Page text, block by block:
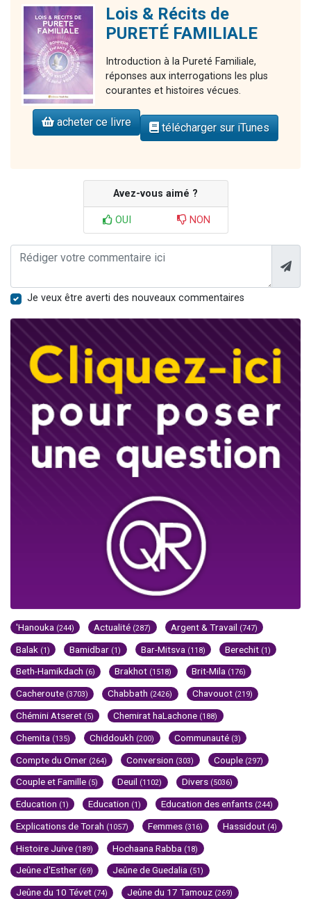
Lois & Récits de
PURETÉ FAMILIALE
Introduction à la Pureté Familiale,
réponses aux interrogations les plus
courantes et histoires vécues.
acheter ce livre télécharger sur iTunes
Avez-vous aimé ?
OUI NON
Je veux être averti des nouveaux commentaires
'Hanouka (244) Actualité (287) Argent & Travail (747)
Balak (1) Bamidbar (1) Bar-Mitsva (118) Berechit (1)
Beth-Hamikdach (6) Brakhot (1518) Brit-Mila (176)
Cacheroute (3703) Chabbath (2426) Chavouot (219)
Chémini Atseret (5) Chemirat haLachone (188)
Chemita (135) Chiddoukh (200) Communauté (3)
Compte du Omer (264) Conversion (303) Couple (297)
Couple et Famille (5) Deuil (1102) Divers (5036)
Education (1) Education (1) Education des enfants (244)
Explications de Torah (1057) Femmes (316) Hassidout (4)
Histoire Juive (189) Hochaana Rabba (18)
Jeûne d'Esther (69) Jeûne de Guedalia (51)
Jeûne du 10 Tévet (74) Jeûne du 17 Tamouz (269)